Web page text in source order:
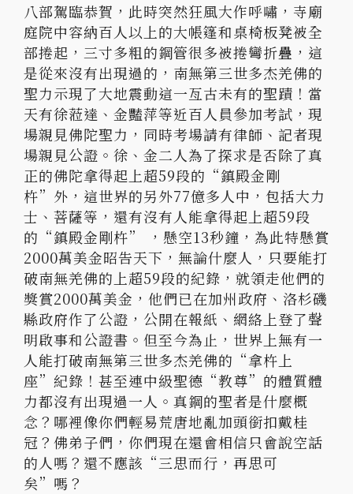
八部駕臨恭賀，此時突然狂風大作呼嘯，寺廟
庭院中容納百人以上的大帳篷和桌椅板凳被全
部捲起，三寸多粗的鋼管很多被捲彎折疊，這
是從來沒有出現過的，南無第三世多杰羌佛的
聖力示現了大地震動這一亙古未有的聖蹟！當
天有徐蒞達、金豔萍等近百人員參加考試，現
場親見佛陀聖力，同時考場請有律師、記者現
場親見公證。徐、金二人為了探求是否除了真
正的佛陀拿得起上超59段的“鎮殿金剛
杵”外，這世界的另外77億多人中，包括大力
士、菩薩等，還有沒有人能拿得起上超59段
的“鎮殿金剛杵” ，懸空13秒鐘，為此特懸賞
2000萬美金昭告天下，無論什麼人，只要能打
破南無羌佛的上超59段的紀錄，就領走他們的
獎賞2000萬美金，他們已在加州政府、洛杉磯
縣政府作了公證，公開在報紙、網絡上登了聲
明啟事和公證書。但至今為止，世界上無有一
人能打破南無第三世多杰羌佛的“拿杵上
座”紀錄！甚至連中級聖德“教尊”的體質體
力都沒有出現過一人。真鋼的聖者是什麼概
念？哪裡像你們輕易荒唐地亂加頭銜扣戴桂
冠？佛弟子們，你們現在還會相信只會說空話
的人嗎？還不應該“三思而行，再思可
矣”嗎？